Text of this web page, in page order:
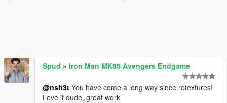
Spud » Iron Man MK85 Avengers Endgame
@nsh3t You have come a long way since retextures!
Love it dude, great work